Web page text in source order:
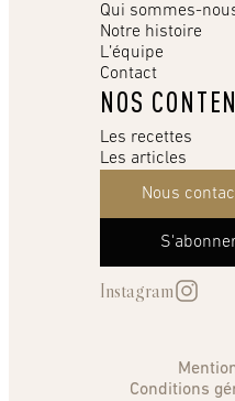
Qui sommes-
Notre histoire
L’équipe
Contact
NOS
Les recettes
Les articles
Nous
Instagram
Conditions